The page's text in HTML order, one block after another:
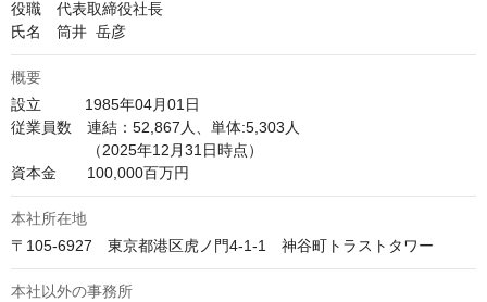
役職　代表取締役社長
氏名　筒井  岳彦
概要
設立　　   1985年04月01日
従業員数　連結：52,867人、単体:5,303人
（2025年12月31日時点）
本社所在地
〒105-6927　東京都港区虎ノ門4-1-1　神谷町トラストタワー
本社以外の事務所